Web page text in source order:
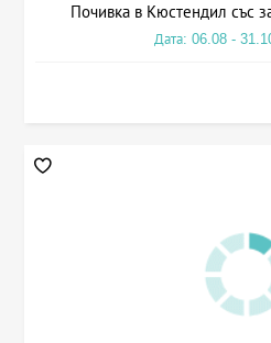
Почивка в Кюстендил със
Дата: 06.08 -